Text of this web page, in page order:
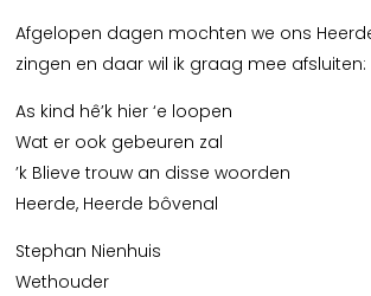
Afgelopen dagen mochten we ons
zingen en daar wil ik graag mee afsluiten:
As kind hê’k hier ‘e loopen
Wat er ook gebeuren zal
’k Blieve trouw an disse woorden
Heerde, Heerde bôvenal
Stephan Nienhuis
Wethouder